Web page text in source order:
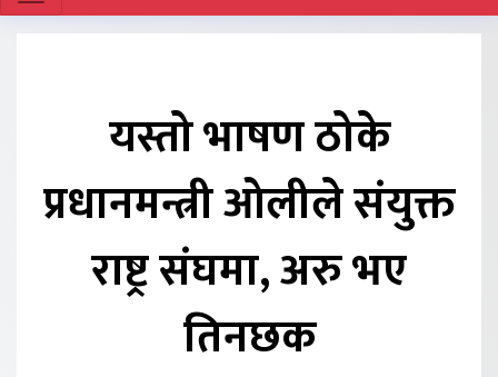
यस्तो भाषण ठोके
प्रधानमन्त्री ओलीले संयुक्त
राष्ट्र संघमा, अरु भए
तिनछक